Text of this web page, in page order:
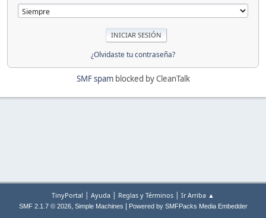
¿Olvidaste tu contraseña?
SMF spamblocked by CleanTalk
TinyPortal | Ayuda | Reglas y Términos | Ir Arriba ▲
SMF 2.1.7 © 2026, Simple Machines Powered by SMFPacks Media Embedder